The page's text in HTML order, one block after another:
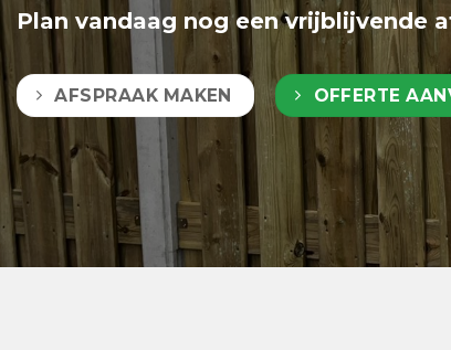
Plan vandaag nog een vrijblijvende
AFSPRAAK MAKEN OFFERTE